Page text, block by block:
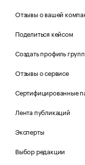
Отзывы о вашей
Поделиться кейсом
Создать профиль
Отзывы о сервисе
Сертифицированные
Лента публикаций
Эксперты
Выбор редакции